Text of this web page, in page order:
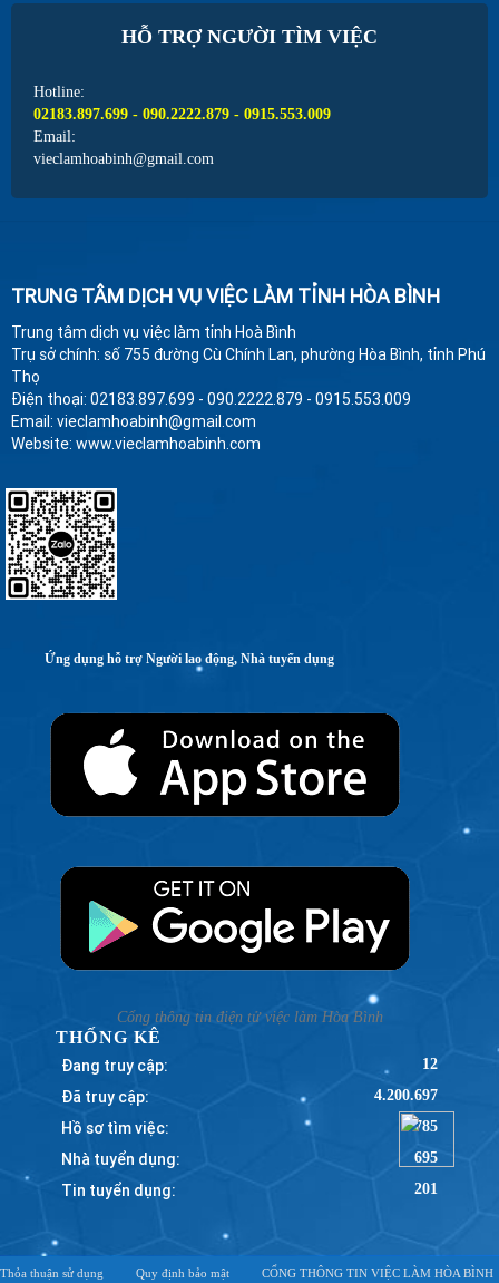
HỖ TRỢ NGƯỜI TÌM VIỆC
Hotline:
02183.897.699 - 090.2222.879 - 0915.553.009
Email:
vieclamhoabinh@gmail.com
TRUNG TÂM DỊCH VỤ VIỆC LÀM TỈNH HÒA BÌNH
Trung tâm dịch vụ việc làm tỉnh Hoà Bình
Trụ sở chính: số 755 đường Cù Chính Lan, phường Hòa Bình, tỉnh Phú
Thọ
Điện thoại: 02183.897.699 - 090.2222.879 - 0915.553.009
Email: vieclamhoabinh@gmail.com
Website: www.vieclamhoabinh.com
Ứng dụng hỗ trợ Người lao động, Nhà tuyển dụng
Cổng thông tin điện tử việc làm Hòa Bình
THỐNG KÊ
Đang truy cập: 12
Đã truy cập: 4.200.697
Hồ sơ tìm việc: 785
Nhà tuyển dụng: 695
Tin tuyển dụng: 201
Thỏa thuận sử dụng Quy định bảo mật CỔNG THÔNG TIN VIỆC LÀM HÒA BÌNH